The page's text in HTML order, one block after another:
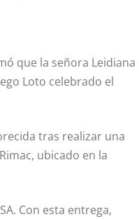
que la señora Leidiana
Loto celebrado el
tras realizar una
ubicado en la
Con esta entrega,